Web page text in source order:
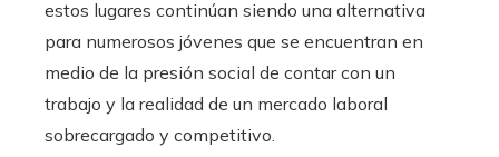
estos lugares continúan siendo una alternativa
para numerosos jóvenes que se encuentran en
medio de la presión social de contar con un
trabajo y la realidad de un mercado laboral
sobrecargado y competitivo.